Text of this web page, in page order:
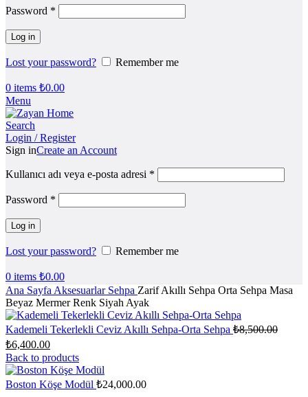
Password *
Log in
Lost your password? Remember me
0 items ₺0.00
Menu
Search
Login / Register
Sign inCreate an Account
Kullanıcı adı veya e-posta adresi *
Password *
Log in
Lost your password? Remember me
0 items ₺0.00
Ana Sayfa Aksesuarlar Sehpa Zarif Akıllı Sehpa Orta Sehpa Masa
Beyaz Mermer Renk Siyah Ayak
Kademeli Tekerlekli Ceviz Akıllı Sehpa-Orta Sehpa ₺8,500.00
₺6,400.00Şu
andaki
fiyat:
₺6,400.00.
Back to products
Boston Köşe Modül ₺24,000.00